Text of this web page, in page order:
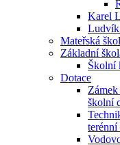
Karel
Mateřská
Základní
Školní
Dotace
školní